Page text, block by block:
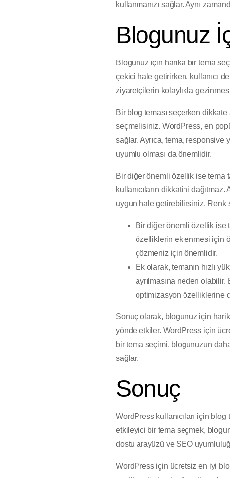
kullanmanızı sağlar. Aynı
Blogunuz
Blogunuz için harika bir tema
çekici hale getirirken, kullanıcı
ziyaretçilerin kolaylıkla
Bir blog teması seçerken
seçmelisiniz. WordPress, en
sağlar. Ayrıca, tema, responsive
uyumlu olması da önemlidir.
Bir diğer önemli özellik ise tema
kullanıcıların dikkatini
uygun hale getirebilirsiniz. Renk
Bir diğer önemli özellik ise
özelliklerin eklenmesi için
çözmeniz için önemlidir.
Ek olarak, temanın hızlı
ayrılmasına neden olabilir.
optimizasyon özelliklerine
Sonuç olarak, blogunuz için
yönde etkiler. WordPress için
bir tema seçimi, blogunuzun
sağlar.
Sonuç
WordPress kullanıcıları için
etkileyici bir tema seçmek,
dostu arayüzü ve SEO
WordPress için ücretsiz en iyi